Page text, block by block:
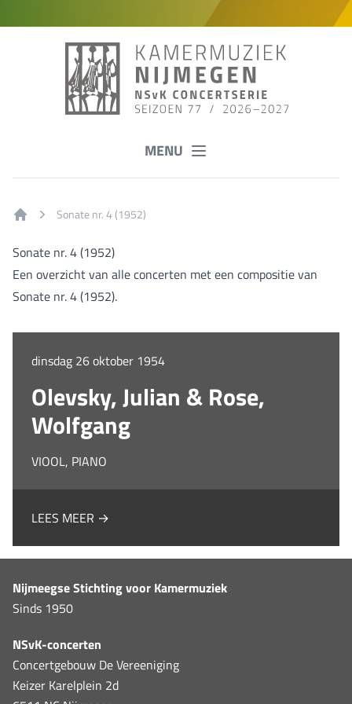
MENU
Sonate nr. 4 (1952)
Sonate nr. 4 (1952)
Een overzicht van alle concerten met een compositie van
Sonate nr. 4 (1952).
dinsdag 26 oktober 1954
Olevsky, Julian & Rose,
Wolfgang
VIOOL, PIANO
LEES MEER →
Nijmeegse Stichting voor Kamermuziek
Sinds 1950
NSvK-concerten
Concertgebouw De Vereeniging
Keizer Karelplein 2d